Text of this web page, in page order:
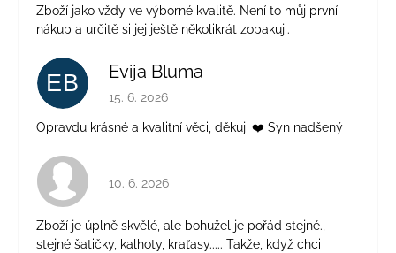
Zboží jako vždy ve výborné kvalitě. Není to můj první
nákup a určitě si jej ještě několikrát zopakuji.
EB Evija Bluma
Hodnocení obchodu je 5 z 5 hvězdiček.
15. 6. 2026
Opravdu krásné a kvalitní věci, děkuji ❤️ Syn nadšený
Hodnocení obchodu je 4 z 5 hvězdiček.
10. 6. 2026
Zboží je úplně skvělé, ale bohužel je pořád stejné.,
stejné šatičky, kalhoty, kraťasy..... Takže, když chci